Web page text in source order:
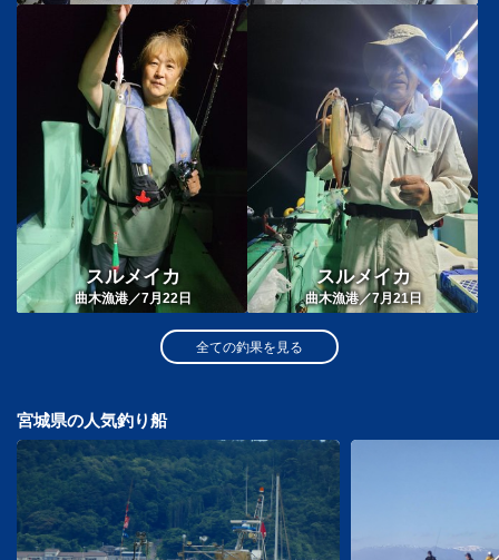
スルメイカ
曲木漁港／7月22日
スルメイカ
曲木漁港／7月21日
全ての釣果を見る
宮城県の人気釣り船